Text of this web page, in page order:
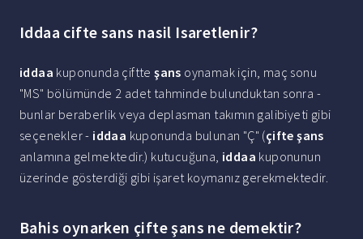
Iddaa cifte sans nasil Isaretlenir?
iddaa kuponunda çiftteşans oynamak için, maç sonu
"MS" bölümünde 2 adet tahminde bulunduktan sonra -
bunlar beraberlik veya deplasman takımın galibiyeti gibi
seçenekler - iddaa kuponunda bulunan "Ç" (çifte şans
anlamına gelmektedir.) kutucuğuna, iddaa kuponunun
üzerinde gösterdiği gibi işaret koymanız gerekmektedir.
Bahis oynarken çifte şans ne demektir?